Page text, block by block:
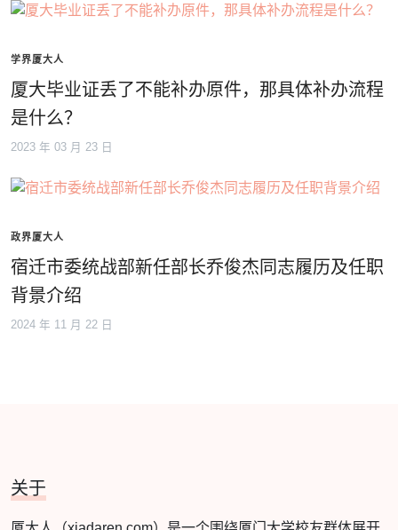
学界厦大人
厦大毕业证丢了不能补办原件，那具体补办流程
是什么？
2023 年 03 月 23 日
政界厦大人
宿迁市委统战部新任部长乔俊杰同志履历及任职
背景介绍
2024 年 11 月 22 日
关于